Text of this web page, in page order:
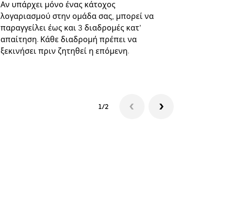
Αν υπάρχει μόνο ένας κάτοχος
λογαριασμού στην ομάδα σας, μπορεί να
παραγγείλει έως και 3 διαδρομές κατ’
απαίτηση. Κάθε διαδρομή πρέπει να
ξεκινήσει πριν ζητηθεί η επόμενη.
1/2